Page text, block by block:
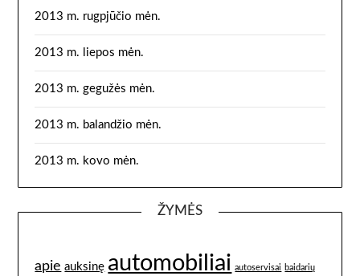
2013 m. rugpjūčio mėn.
2013 m. liepos mėn.
2013 m. gegužės mėn.
2013 m. balandžio mėn.
2013 m. kovo mėn.
ŽYMĖS
apie auksinę automobiliai autoservisai baidarių